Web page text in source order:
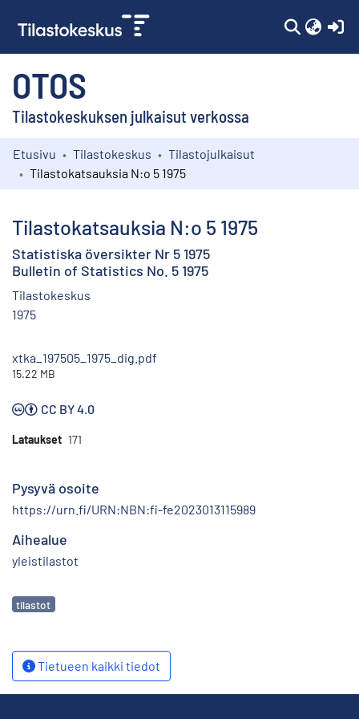
OTOS
Tilastokeskuksen julkaisut verkossa
Kokoelmat
Etusivu Tilastokeskus
Tilastojulkaisut
Tilastokatsauksia N:o 5 1975
Tilastokatsauksia N:o 5 1975
Statistiska översikter Nr 5 1975
Bulletin of Statistics No. 5 1975
Tilastokeskus
1975
xtka_197505_1975_dig.pdf
15.22 MB
CC BY 4.0
Lataukset 171
Pysyvä osoite
https://urn.fi/URN:NBN:fi-fe2023013115989
Aihealue
yleistilastot
Avainsanat
tilastot
Tietueen kaikki tiedot